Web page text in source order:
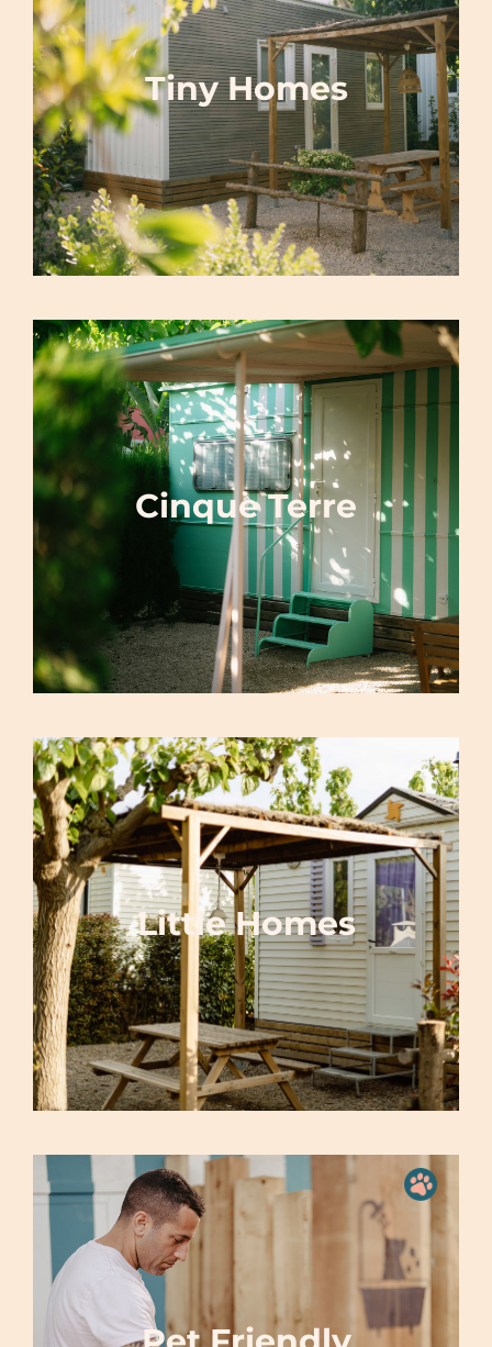
Tiny Homes
Cinque Terre
Little Homes